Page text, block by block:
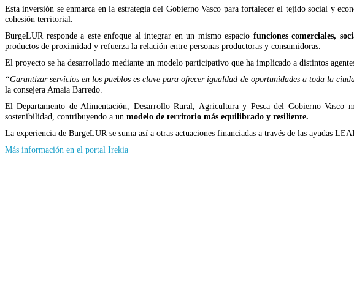
Esta inversión se enmarca en la estrategia del Gobierno Vasco para fortalecer el tejido social y
cohesión territorial.
BurgeLUR responde a este enfoque al integrar en un mismo espacio funciones comerciales,
productos de proximidad y refuerza la relación entre personas productoras y consumidoras.
El proyecto se ha desarrollado mediante un modelo participativo que ha implicado a distintos
“Garantizar servicios en los pueblos es clave para ofrecer igualdad de oportunidades a toda la
la consejera Amaia Barredo.
El Departamento de Alimentación, Desarrollo Rural, Agricultura y Pesca del Gobierno
sostenibilidad, contribuyendo a un modelo de territorio más equilibrado y resiliente.
La experiencia de BurgeLUR se suma así a otras actuaciones financiadas a través de las ayudas
Más información en el portal Irekia(Se